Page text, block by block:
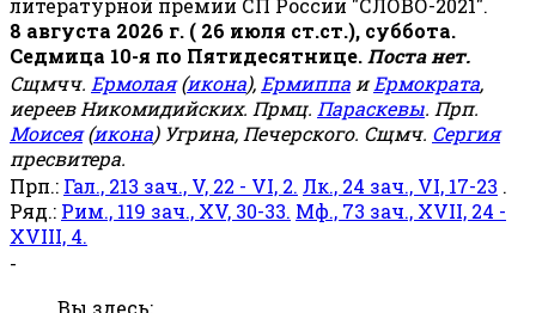
литературной премии СП России "СЛОВО-2021".
8 августа 2026 г. ( 26 июля ст.ст.), суббота.
Седмица 10-я по Пятидесятнице. Поста нет.
Сщмчч. Ермолая(икона), Ермиппа иЕрмократа,
иереев Никомидийских. Прмц. Параскевы. Прп.
Моисея(икона) Угрина, Печерского. Сщмч. Сергия
пресвитера.
Прп.: Гал., 213 зач., V, 22 - VI, 2. Лк., 24 зач., VI, 17-23 .
Ряд.: Рим., 119 зач., XV, 30-33. Мф., 73 зач., XVII, 24 -
XVIII, 4.
-
Вы здесь: